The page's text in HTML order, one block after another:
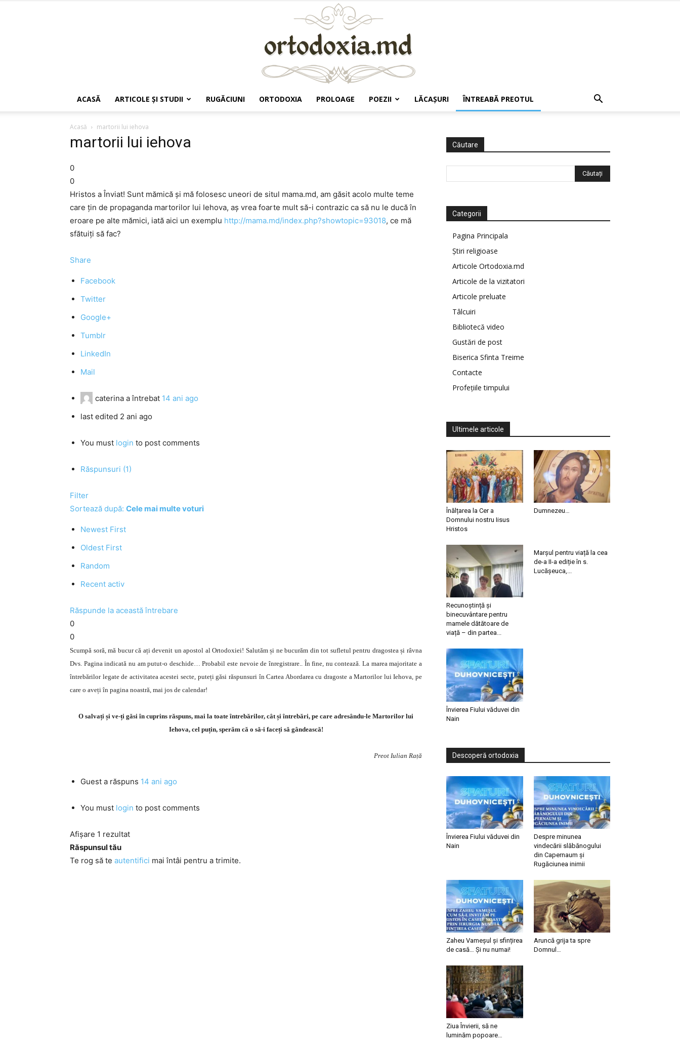
ACASĂ ARTICOLE ŞI STUDII RUGĂCIUNI ORTODOXIA PROLOAGE POEZII LĂCAŞURI ÎNTREABĂ PREOTUL
Acasă martorii lui iehova
martorii lui iehova
0
0
Hristos a Înviat! Sunt mămică şi mă folosesc uneori de situl mama.md, am găsit acolo multe teme
care ţin de propaganda martorilor lui Iehova, aş vrea foarte mult să-i contrazic ca să nu le ducă în
eroare pe alte mămici, iată aici un exemplu http://mama.md/index.php?showtopic=93018, ce mă
sfătuiţi să fac?
Share
Facebook
Twitter
Google+
Tumblr
LinkedIn
Mail
caterina a întrebat 14 ani ago
last edited 2 ani ago
You must login to post comments
Răspunsuri (1)
Filter
Sortează după: Cele mai multe voturi
Newest First
Oldest First
Random
Recent activ
Răspunde la această întrebare
0
0
Scumpă soră, mă bucur că ați devenit un apostol al Ortodoxiei! Salutăm și ne bucurăm din tot sufletul pentru dragostea și râvna
Dvs. Pagina indicată nu am putut-o deschide… Probabil este nevoie de înregistrare.. În fine, nu contează. La marea majoritate a
întrebărilor legate de activitatea acestei secte, puteți găsi răspunsuri în Cartea Abordarea cu dragoste a Martorilor lui Iehova, pe
care o aveți în pagina noastră, mai jos de calendar!
O salvați și ve-ți găsi în cuprins răspuns, mai la toate întrebărilor, cât și întrebări, pe care adresându-le Martorilor lui
Iehova, cel puțin, sperăm că o să-i faceți să gândească!
Preot Iulian Rață
Guest a răspuns 14 ani ago
You must login to post comments
Afișare 1 rezultat
Răspunsul tău
Te rog să te autentifici mai întâi pentru a trimite.
Căutare
Categorii
Pagina Principala
Știri religioase
Articole Ortodoxia.md
Articole de la vizitatori
Articole preluate
Tâlcuiri
Bibliotecă video
Gustări de post
Biserica Sfinta Treime
Contacte
Profețiile timpului
Ultimele articole
Înălțarea la Cer a
Domnului nostru Iisus
Hristos
Dumnezeu…
Recunoștință și
binecuvântare pentru
mamele dătătoare de
viață – din partea...
Marșul pentru viață la cea
de-a II-a ediție în s.
Lucășeuca,...
Învierea Fiului văduvei din
Nain
Descoperă ortodoxia
Învierea Fiului văduvei din
Nain
Despre minunea
vindecării slăbănogului
din Capernaum și
Rugăciunea inimii
Zaheu Vameșul și sfințirea
de casă… Și nu numai!
Aruncă grija ta spre
Domnul…
Ziua Învierii, să ne
luminăm popoare…